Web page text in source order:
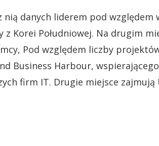
nią danych liderem pod względem
Korei Południowej. Na drugim
Pod względem liczby
Business Harbour,
firm IT. Drugie miejsce zajmują